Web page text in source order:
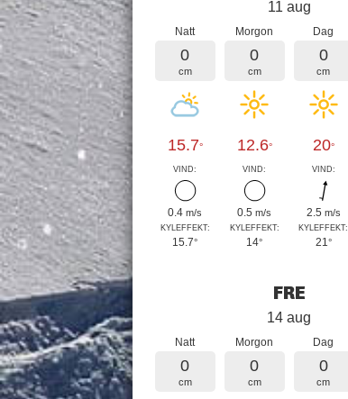
11 aug
Natt
0
cm
15.7°
VIND:
0.4m/s
KYLEFFEKT:
15.7°
Morgon
0
cm
12.6°
VIND:
0.5m/s
KYLEFFEKT:
14°
Dag
0
cm
20°
VIND:
2.5 m/s
KYLEFFEKT:
21°
FRE
14 aug
Natt
0
cm
Morgon
0
cm
Dag
0
cm